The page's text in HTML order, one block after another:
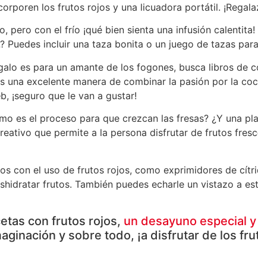
los frutos rojos y una licuadora portátil.
pero con el frío ¡qué bien sienta una infusión
incluir una taza bonita o un juego de tazas
es para un amante de los fogones, busca libros de
excelente manera de combinar la pasión por la
¡seguro que le van a gustar!
es el proceso para que crezcan las fresas? ¿Y una
que permite a la persona disfrutar de frutos
con el uso de frutos rojos, como exprimidores de
frutos. También puedes echarle un vistazo a
con frutos rojos, un desayuno especial
y sobre todo, ¡a disfrutar de los